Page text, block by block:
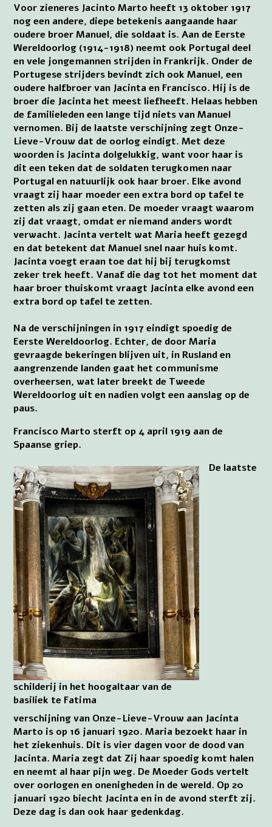
Voor zieneres Jacinto Marto heeft 13 oktober 1917
nog een andere, diepe betekenis aangaande haar
oudere broer Manuel, die soldaat is. Aan de Eerste
Wereldoorlog (1914-1918) neemt ook Portugal deel
en vele jongemannen strijden in Frankrijk. Onder de
Portugese strijders bevindt zich ook Manuel, een
oudere halfbroer van Jacinta en Francisco. Hij is de
broer die Jacinta het meest liefheeft. Helaas hebben
de familieleden een lange tijd niets van Manuel
vernomen. Bij de laatste verschijning zegt Onze-
Lieve-Vrouw dat de oorlog eindigt. Met deze
woorden is Jacinta dolgelukkig, want voor haar is
dit een teken dat de soldaten terugkomen naar
Portugal en natuurlijk ook haar broer. Elke avond
vraagt zij haar moeder een extra bord op tafel te
zetten als zij gaan eten. De moeder vraagt waarom
zij dat vraagt, omdat er niemand anders wordt
verwacht. Jacinta vertelt wat Maria heeft gezegd
en dat betekent dat Manuel snel naar huis komt.
Jacinta voegt eraan toe dat hij bij terugkomst
zeker trek heeft. Vanaf die dag tot het moment dat
haar broer thuiskomt vraagt Jacinta elke avond een
extra bord op tafel te zetten.
Na de verschijningen in 1917 eindigt spoedig de
Eerste Wereldoorlog. Echter, de door Maria
gevraagde bekeringen blijven uit, in Rusland en
aangrenzende landen gaat het communisme
overheersen, wat later breekt de Tweede
Wereldoorlog uit en nadien volgt een aanslag op de
paus.
Francisco Marto sterft op 4 april 1919 aan de
Spaanse griep.
schilderij in het hoogaltaar van de
basiliek te Fatima
De laatste
verschijning van Onze-Lieve-Vrouw aan Jacinta
Marto is op 16 januari 1920. Maria bezoekt haar in
het ziekenhuis. Dit is vier dagen voor de dood van
Jacinta. Maria zegt dat Zij haar spoedig komt halen
en neemt al haar pijn weg. De Moeder Gods vertelt
over oorlogen en onenigheden in de wereld. Op 20
januari 1920 biecht Jacinta en in de avond sterft zij.
Deze dag is dan ook haar gedenkdag.